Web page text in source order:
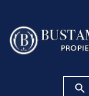
search